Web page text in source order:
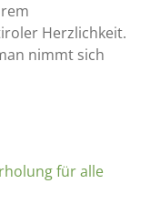
Herzlichkeit.
nimmt sich